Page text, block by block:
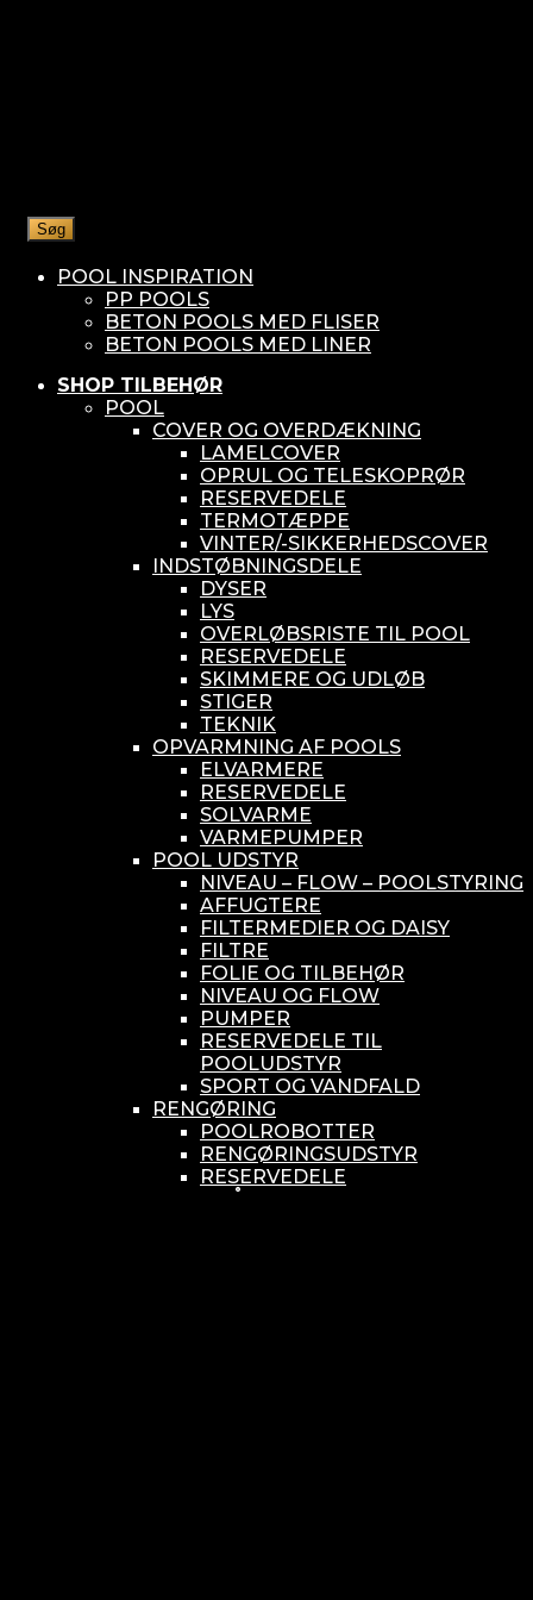
Søg
POOL INSPIRATION
PP POOLS
BETON POOLS MED FLISER
BETON POOLS MED LINER
SHOP TILBEHØR
POOL
COVER OG OVERDÆKNING
LAMELCOVER
OPRUL OG TELESKOPRØR
RESERVEDELE
TERMOTÆPPE
VINTER/-SIKKERHEDSCOVER
INDSTØBNINGSDELE
DYSER
LYS
OVERLØBSRISTE TIL POOL
RESERVEDELE
SKIMMERE OG UDLØB
STIGER
TEKNIK
OPVARMNING AF POOLS
ELVARMERE
RESERVEDELE
SOLVARME
VARMEPUMPER
POOL UDSTYR
NIVEAU – FLOW – POOLSTYRING
AFFUGTERE
FILTERMEDIER OG DAISY
FILTRE
FOLIE OG TILBEHØR
NIVEAU OG FLOW
PUMPER
RESERVEDELE TIL
POOLUDSTYR
SPORT OG VANDFALD
RENGØRING
POOLROBOTTER
RENGØRINGSUDSTYR
RESERVEDELE
SMÅ BUNDSUGERE